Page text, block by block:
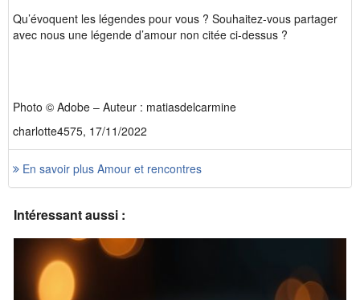
Qu’évoquent les légendes pour vous ? Souhaitez-vous partager
avec nous une légende d’amour non citée ci-dessus ?
Photo © Adobe – Auteur : matiasdelcarmine
charlotte4575, 17/11/2022
En savoir plus Amour et rencontres
Intéressant aussi :